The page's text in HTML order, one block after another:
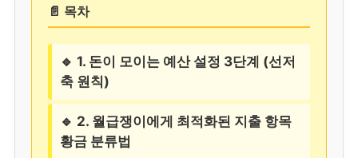
📄 목차
🔹 1. 돈이 모이는 예산 설정 3단계 (선저
축 원칙)
🔹 2. 월급쟁이에게 최적화된 지출 항목
황금 분류법